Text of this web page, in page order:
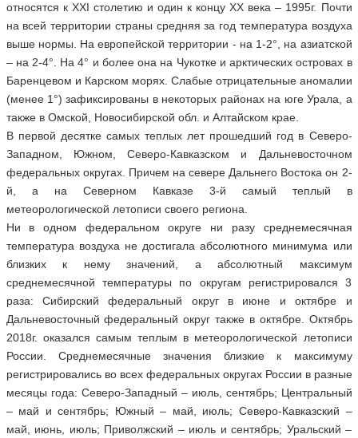
относятся к XXI столетию и один к концу XX века – 1995г. Почти
на всей территории страны средняя за год температура воздуха
выше нормы. На европейской территории - на 1-2°, на азиатской
– на 2-4°. На 4° и более она на Чукотке и арктических островах в
Баренцевом и Карском морях. Слабые отрицательные аномалии
(менее 1°) зафиксированы в некоторых районах на юге Урала, а
также в Омской, Новосибирской обл. и Алтайском крае.
В первой десятке самых теплых лет прошедший год в Северо-
Западном, Южном, Северо-Кавказском и Дальневосточном
федеральных округах. Причем на севере Дальнего Востока он 2-
й, а на Северном Кавказе 3-й самый теплый в
метеорологической летописи своего региона.
Ни в одном федеральном округе ни разу среднемесячная
температура воздуха не достигала абсолютного минимума или
близких к нему значений, а абсолютный максимум
среднемесячной температуры по округам регистрировался 3
раза: Сибирский федеральный округ в июне и октябре и
Дальневосточный федеральный округ также в октябре. Октябрь
2018г. оказался самым теплым в метеорологической летописи
России. Среднемесячные значения близкие к максимуму
регистрировались во всех федеральных округах России в разные
месяцы года: Северо-Западный – июль, сентябрь; Центральный
– май и сентябрь; Южный – май, июль; Северо-Кавказский –
май, июнь, июль; Приволжский – июль и сентябрь; Уральский –